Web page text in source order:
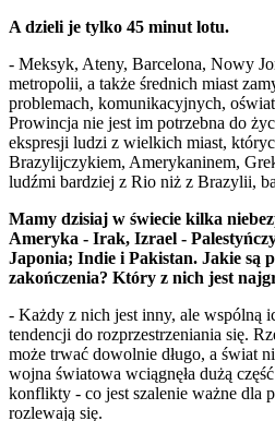
A dzieli je tylko 45 minut lotu.
- Meksyk, Ateny, Barcelona, Nowy
metropolii, a także średnich miast
problemach, komunikacyjnych,
Prowincja nie jest im potrzebna do
ekspresji ludzi z wielkich miast,
Brazylijczykiem, Amerykaninem,
ludźmi bardziej z Rio niż z Brazylii,
Mamy dzisiaj w świecie kilka
Ameryka - Irak, Izrael -
Japonia; Indie i Pakistan. Jakie są
zakończenia? Który z nich jest
- Każdy z nich jest inny, ale wspólną
tendencji do rozprzestrzeniania się.
może trwać dowolnie długo, a świat
wojna światowa wciągnęła dużą
konflikty - co jest szalenie ważne dla
rozlewają się.